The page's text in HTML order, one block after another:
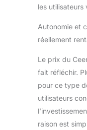
les utilisateurs
Autonomie et
réellement
Le prix du
fait réfléchir.
pour ce type
utilisateurs
raison est